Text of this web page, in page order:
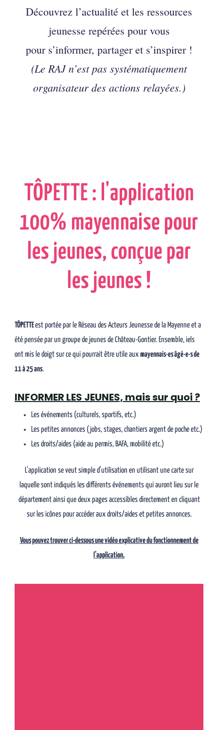
Découvrez l’actualité et les ressources
jeunesse repérées pour vous
pour s’informer, partager et s’inspirer !
(Le RAJ n’est pas systématiquement
organisateur des actions relayées.)
TÔPETTE : l'application
100% mayennaise pour
les jeunes, conçue par
les jeunes !
TÔPETTEest portée par le Réseau des Acteurs Jeunesse de la Mayenne et a
été pensée par un groupe de jeunes de Château-Gontier. Ensemble, iels
ont mis le doigt sur ce qui pourrait être utile aux mayennais·es âgé·e·s de
11 à 25 ans.
INFORMER LES JEUNES, mais sur quoi ?
Les événements (culturels, sportifs, etc.)
Les petites annonces (jobs, stages, chantiers argent de poche etc.)
Les droits/aides (aide au permis, BAFA, mobilité etc.)
L’application se veut simple d’utilisation en utilisant une carte sur
laquelle sont indiqués les différents événements qui auront lieu sur le
département ainsi que deux pages accessibles directement en cliquant
sur les icônes pour accéder aux droits/aides et petites annonces.
Vous pouvez trouver ci-dessous une vidéo explicative du fonctionnement de
l’application.